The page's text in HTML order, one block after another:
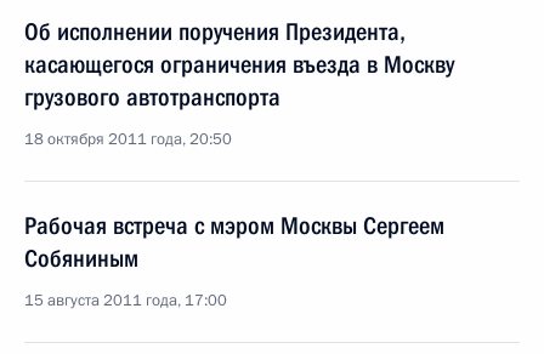
Об исполнении поручения Президента,
касающегося ограничения въезда в Москву
грузового автотранспорта
18 октября 2011 года, 20:50
Рабочая встреча с мэром Москвы Сергеем
Собяниным
15 августа 2011 года, 17:00